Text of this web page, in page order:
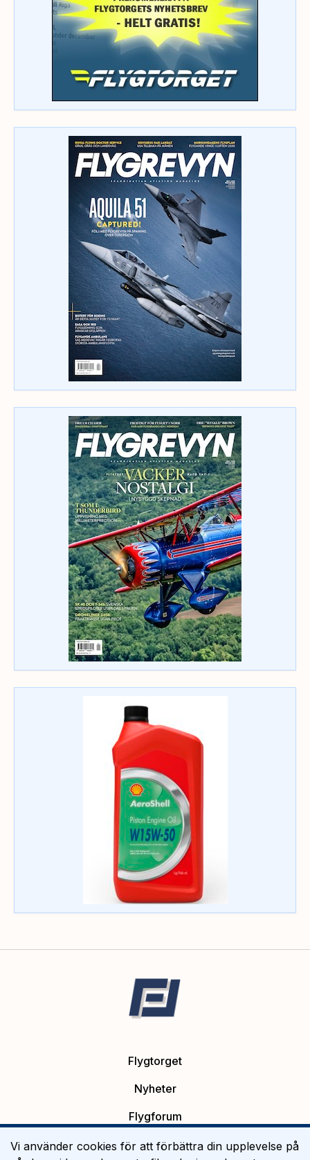
Flygtorget
Nyheter
Flygforum
Platsannonser
Vi använder cookies för att förbättra din upplevelse på